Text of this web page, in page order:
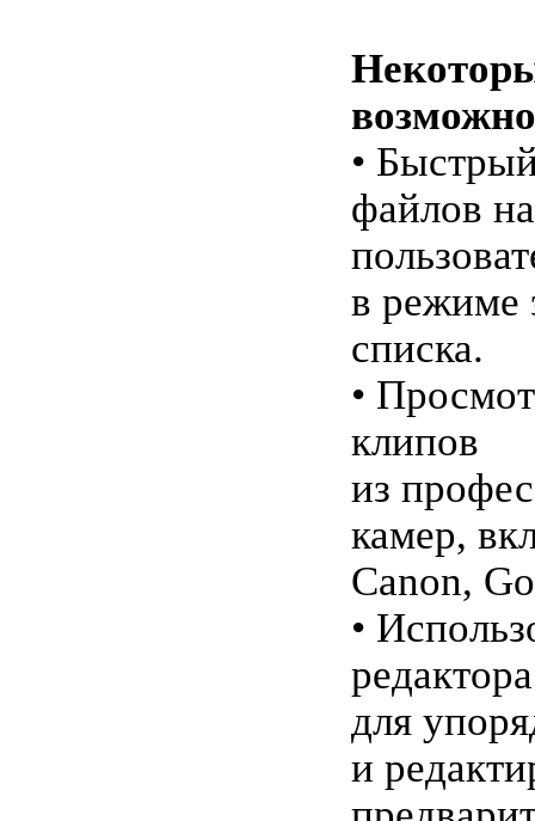
•
файлов
в режиме
списка.
•
клипов
из
камер,
Canon,
•
для
и